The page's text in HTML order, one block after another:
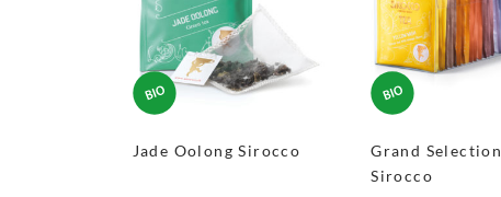
Jade Oolong Sirocco
Grand Selection
Sirocco